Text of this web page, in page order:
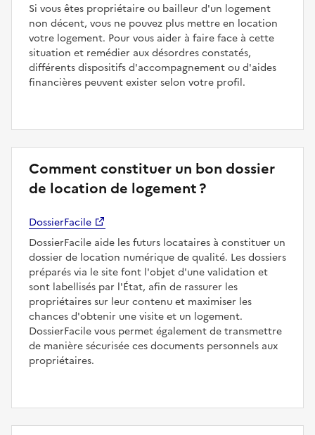
Si vous êtes propriétaire ou bailleur d'un logement
non décent, vous ne pouvez plus mettre en location
votre logement. Pour vous aider à faire face à cette
situation et remédier aux désordres constatés,
différents dispositifs d'accompagnement ou d'aides
financières peuvent exister selon votre profil.
Comment constituer un bon dossier
de location de logement ?
DossierFacile
DossierFacile aide les futurs locataires à constituer un
dossier de location numérique de qualité. Les dossiers
préparés via le site font l'objet d'une validation et
sont labellisés par l'État, afin de rassurer les
propriétaires sur leur contenu et maximiser les
chances d'obtenir une visite et un logement.
DossierFacile vous permet également de transmettre
de manière sécurisée ces documents personnels aux
propriétaires.